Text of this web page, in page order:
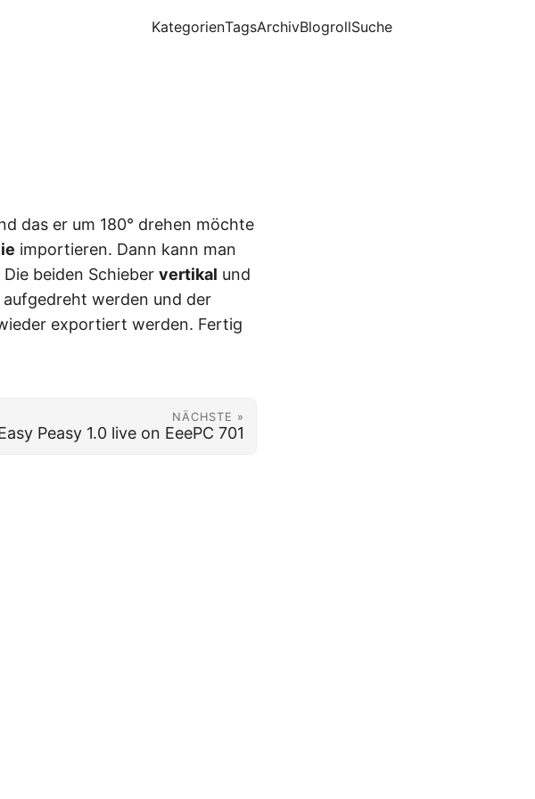
KategorienTagsArchivBlogrollSuche
das er um 180° drehen möchte
importieren. Dann kann man
beiden Schieber vertikal und
werden und der
exportiert werden. Fertig
NÄCHSTE »
Peasy 1.0 live on EeePC 701